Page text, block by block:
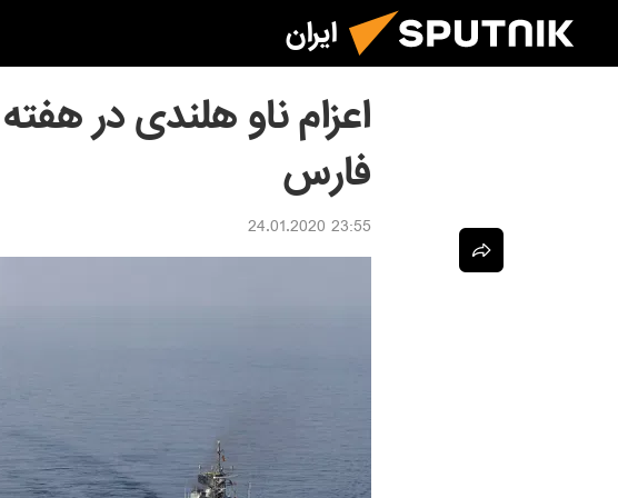
ایران
اعزام ناو هلندی در
فارس
23:55 24.01.2020